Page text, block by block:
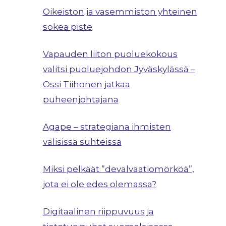
Oikeiston ja vasemmiston yhteinen
sokea piste
Vapauden liiton puoluekokous
valitsi puoluejohdon Jyväskylässä –
Ossi Tiihonen jatkaa
puheenjohtajana
Agape – strategiana ihmisten
välisissä suhteissa
Miksi pelkäät ”devalvaatiomörköä”,
jota ei ole edes olemassa?
Digitaalinen riippuvuus ja